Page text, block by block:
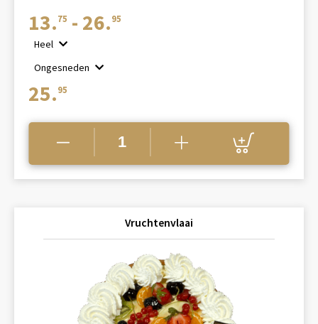
13. 75 - 26. 95
Heel
Ongesneden
25. 95
Vruchtenvlaai